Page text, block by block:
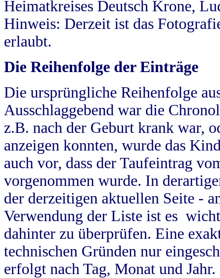
Heimatkreises Deutsch Krone,
Hinweis: Derzeit ist das
erlaubt.
Die Reihenfolge der Einträge
Die ursprüngliche Reihenfolge
Ausschlaggebend war die
z.B. nach der Geburt krank war,
anzeigen konnten, wurde das
auch vor, dass der Taufeintrag
vorgenommen wurde. In
der derzeitigen aktuellen Seite -
Verwendung der Liste ist es
dahinter zu überprüfen. Eine
technischen Gründen nur
erfolgt nach Tag, Monat und Jahr.